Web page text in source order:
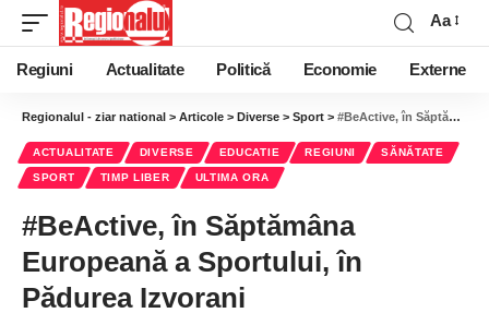
Aa
Regiuni Actualitate Politică Economie Externe
Regionalul - ziar national > Articole > Diverse > Sport > #BeActive, în Săptămâna Europeană a Sportului, în Pădurea Izvorani
ACTUALITATE DIVERSE EDUCATIE REGIUNI SĂNĂTATE
SPORT TIMP LIBER ULTIMA ORA
#BeActive, în Săptămâna
Europeană a Sportului, în
Pădurea Izvorani